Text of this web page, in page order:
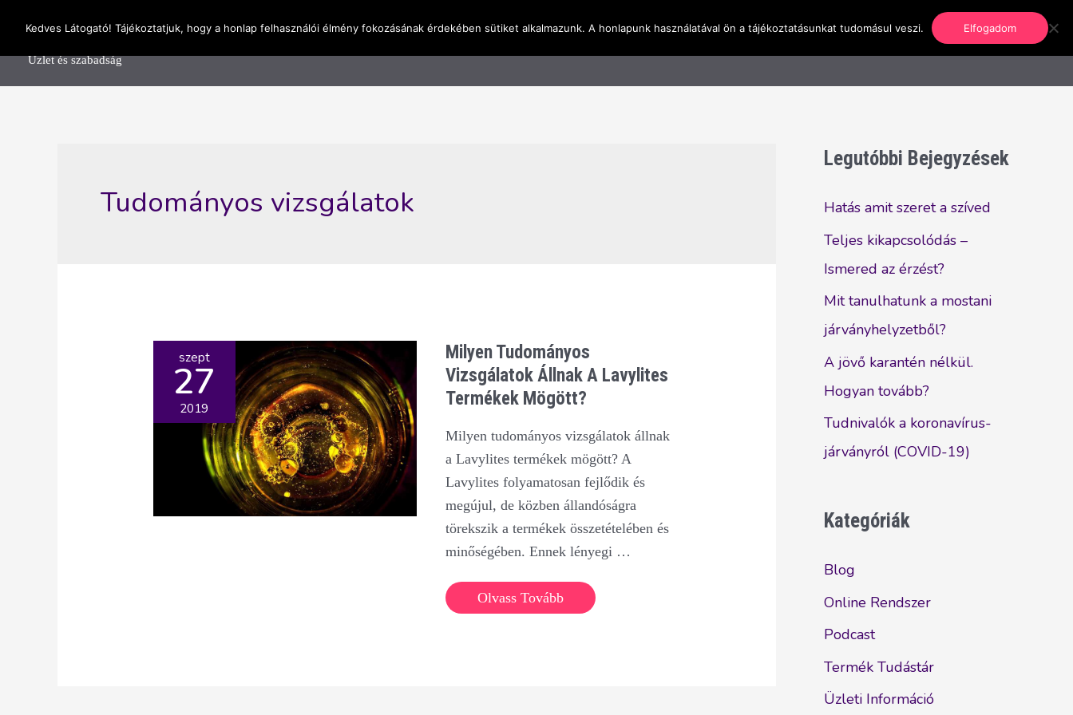
content
OnlineSeedsMan
Üzlet és szabadság
Kapcsolat
Tudományos vizsgálatok
szept
27
2019
Milyen Tudományos
Vizsgálatok Állnak A Lavylites
Termékek Mögött?
Milyen tudományos vizsgálatok állnak
a Lavylites termékek mögött? A
Lavylites folyamatosan fejlődik és
megújul, de közben állandóságra
törekszik a termékek összetételében és
minőségében. Ennek lényegi …
Milyen
Olvass Tovább
Legutóbbi Bejegyzések
Hatás amit szeret a szíved
Teljes kikapcsolódás –
Ismered az érzést?
Mit tanulhatunk a mostani
járványhelyzetből?
A jövő karantén nélkül.
Hogyan tovább?
Tudnivalók a koronavírus-
járványról (COVID-19)
Kategóriák
Blog
Online Rendszer
Podcast
Termék Tudástár
Üzleti Információ
Kedves Látogató! Tájékoztatjuk, hogy a honlap felhasználói élmény fokozásának érdekében sütiket alkalmazunk. A honlapunk használatával ön a tájékoztatásunkat tudomásul veszi. Elfogadom